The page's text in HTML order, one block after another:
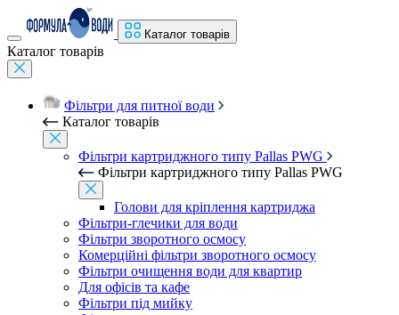
Каталог товарів
Каталог товарів
Фільтри для питної води
Каталог товарів
Фільтри картриджного типу Pallas PWG
Фільтри картриджного типу Pallas PWG
Голови для кріплення картриджа
Фільтри-глечики для води
Фільтри зворотного осмосу
Комерційні фільтри зворотного осмосу
Фільтри очищення води для квартир
Для офісів та кафе
Фільтри під мийку